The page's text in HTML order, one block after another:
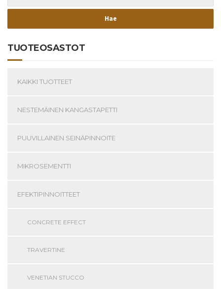
TUOTEOSASTOT
KAIKKI TUOTTEET
NESTEMÄINEN KANGASTAPETTI
PUUVILLAINEN SEINÄPINNOITE
MIKROSEMENTTI
EFEKTIPINNOITTEET
CONCRETE EFFECT
TRAVERTINE
VENETIAN STUCCO